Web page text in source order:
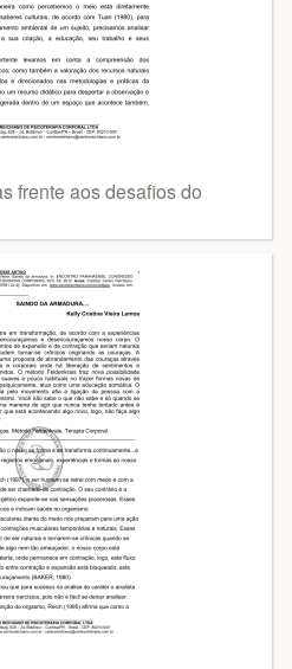
frente aos desafios do